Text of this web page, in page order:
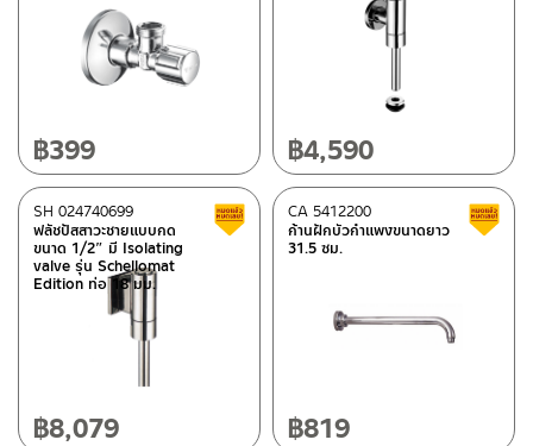
฿399 ฿4,590
ฟลัชปัสสาวะชายแบบกด
ขนาด 1/2″ มี Isolating
valve รุ่น Schellomat
Edition ท่อ 18 มม.
SH 024740699 Clearance sale
฿8,079
ก้านฝักบัวกำแพงขนาดยาว
31.5 ซม.
CA 5412200
฿819